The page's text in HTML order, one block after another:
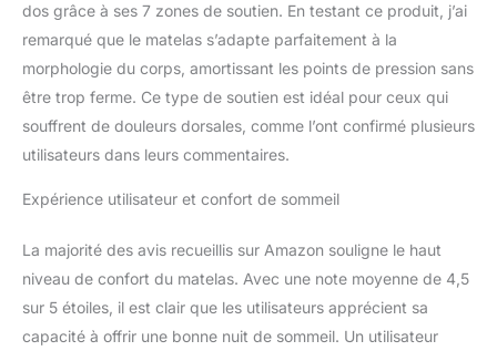
ressorts soigneusement
fabriqués allient durabilité
et confort. Les spirales
en acier hautement
élastique assurent un
soutien uniforme, tandis
que le rembourrage doux
confortable Construction
respirant assure un
environnement de
sommeil sec et sain.
Même par temps humide
ou chaud, vous pouvez
dos grâce à ses 7 zones de soutien. En testant ce produit, j’ai
remarqué que le matelas s’adapte parfaitement à la
morphologie du corps, amortissant les points de pression sans
être trop ferme. Ce type de soutien est idéal pour ceux qui
souffrent de douleurs dorsales, comme l’ont confirmé plusieurs
utilisateurs dans leurs commentaires.
Expérience utilisateur et confort de sommeil
La majorité des avis recueillis sur Amazon souligne le haut
niveau de confort du matelas. Avec une note moyenne de 4,5
sur 5 étoiles, il est clair que les utilisateurs apprécient sa
capacité à offrir une bonne nuit de sommeil. Un utilisateur